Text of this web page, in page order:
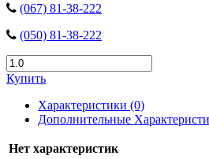
(067) 81-38-222
(050) 81-38-222
Купить
Характеристики (0)
Дополнительные
Нет характеристик